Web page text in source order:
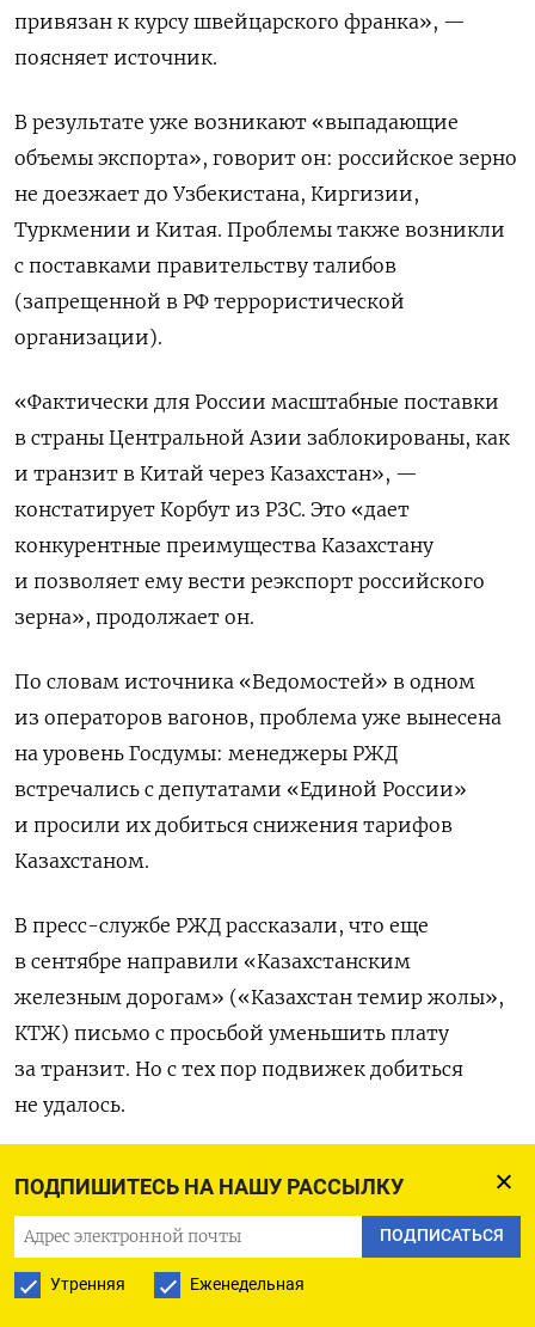
ПОДПИШИТЕСЬ НА НАШУ РАССЫЛКУ
ПОДПИСАТЬСЯ
Утренняя Еженедельная
привязан к курсу швейцарского франка», —
поясняет источник.
В результате уже возникают «выпадающие
объемы экспорта», говорит он: российское зерно
не доезжает до Узбекистана, Киргизии,
Туркмении и Китая. Проблемы также возникли
с поставками правительству талибов
(запрещенной в РФ террористической
организации).
«Фактически для России масштабные поставки
в страны Центральной Азии заблокированы, как
и транзит в Китай через Казахстан», —
констатирует Корбут из РЗС. Это «дает
конкурентные преимущества Казахстану
и позволяет ему вести реэкспорт российского
зерна», продолжает он.
По словам источника «Ведомостей» в одном
из операторов вагонов, проблема уже вынесена
на уровень Госдумы: менеджеры РЖД
встречались с депутатами «Единой России»
и просили их добиться снижения тарифов
Казахстаном.
В пресс-службе РЖД рассказали, что еще
в сентябре направили «Казахстанским
железным дорогам» («Казахстан темир жолы»,
КТЖ) письмо с просьбой уменьшить плату
за транзит. Но с тех пор подвижек добиться
не удалось.
на казахстанское направление приходится из-за
санкций, поясняет представитель РЖД:
«В условиях санкционного давления